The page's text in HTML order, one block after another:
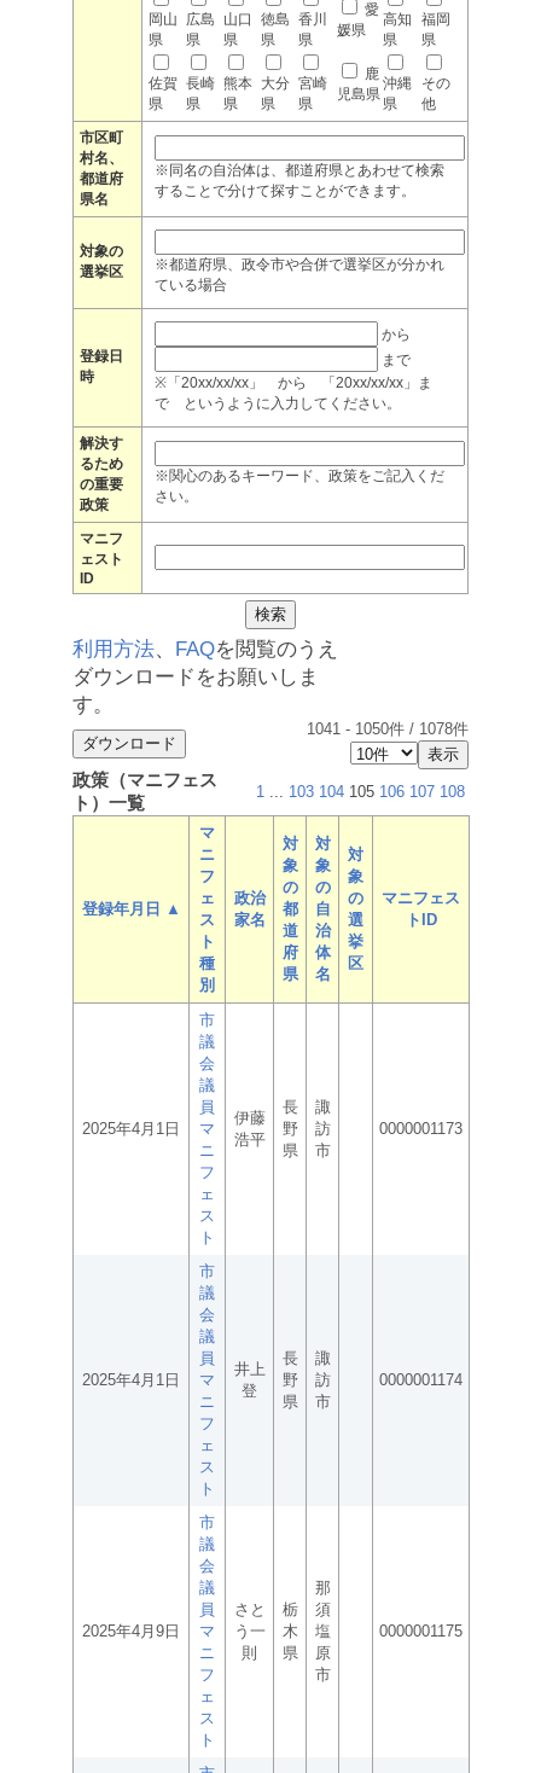
岡山
県
広島
県
山口
県
徳島
県
香川
県
愛
媛県
高知
県
福岡
県
佐賀
県
長崎
県
熊本
県
大分
県
宮崎
県
鹿
児島県
沖縄
県
その
他
市区町
村名、
都道府
県名
※同名の自治体は、都道府県とあわせて検索
することで分けて探すことができます。
対象の
選挙区
※都道府県、政令市や合併で選挙区が分かれ
ている場合
登録日
時
から
まで
※「20xx/xx/xx」 から 「20xx/xx/xx」ま
で というように入力してください。
解決す
るため
の重要
政策
※関心のあるキーワード、政策をご記入くだ
さい。
マニフ
ェスト
ID
利用方法、 FAQを閲覧のうえ
ダウンロードをお願いしま
す。
1041 - 1050件 / 1078件
政策（マニフェス
ト）一覧
1 ... 103 104 105 106 107 108
登録年月日 ▲
マ
ニ
フ
ェ
ス
ト
種
別
政治
家名
対
象
の
都
道
府
県
対
象
の
自
治
体
名
対
象
の
選
挙
区
マニフェス
トID
2025年4月1日
市
議
会
議
員
マ
ニ
フ
ェ
ス
ト
伊藤
浩平
長
野
県
諏
訪
市
0000001173
2025年4月1日
市
議
会
議
員
マ
ニ
フ
ェ
ス
ト
井上
登
長
野
県
諏
訪
市
0000001174
2025年4月9日
市
議
会
議
員
マ
ニ
フ
ェ
ス
ト
さと
う一
則
栃
木
県
那
須
塩
原
市
0000001175